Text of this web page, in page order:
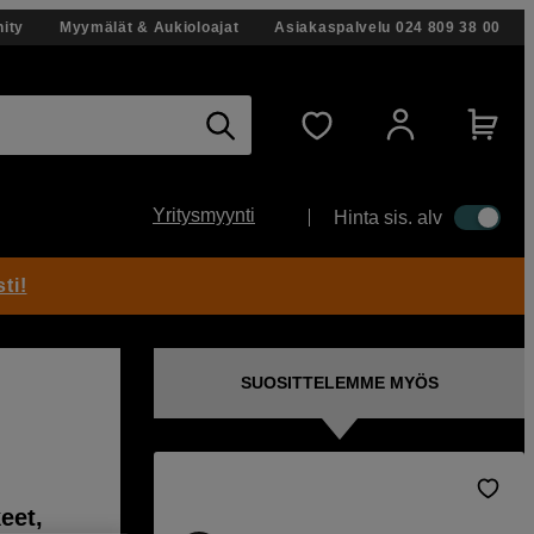
Myymälät & Aukioloajat Asiakaspalvelu 024 809 38 00
Yritysmyynti Hinta sis. alv
SUOSITTELEMME MYÖS